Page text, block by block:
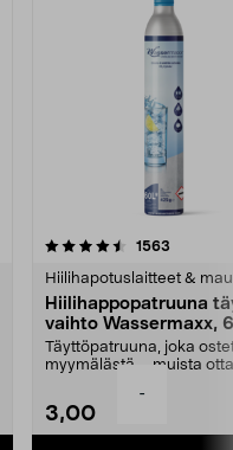
-
1563
Hiilihapotuslaitteet &
Hiilihappopatruuna
vaihto Wassermaxx,
Täyttöpatruuna, joka
myymälästä – muista
3,00
4.5viidestä